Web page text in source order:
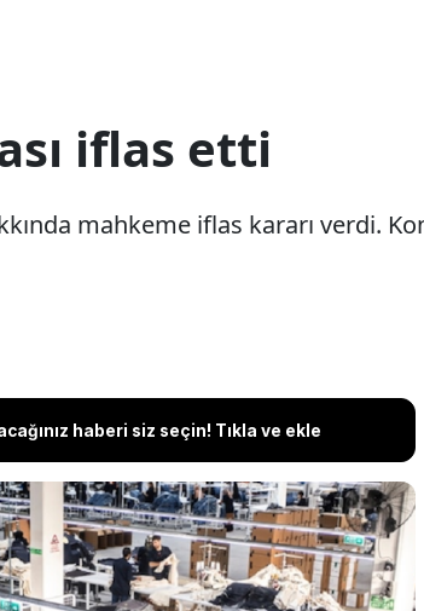
iflas etti
mahkeme iflas kararı verdi.
haberi siz seçin! Tıkla ve ekle